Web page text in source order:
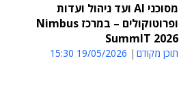
מסוכני AI ועד ניהול ועדות
ופרוטוקולים – במרכז Nimbus
SummIT 2026
תוכן מקודם 19/05/2026 15:30